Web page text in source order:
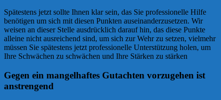
Spätestens jetzt sollte Ihnen klar sein, das Sie professionelle Hilfe
benötigen um sich mit diesen Punkten auseinanderzusetzen. Wir
weisen an dieser Stelle ausdrücklich darauf hin, das diese Punkte
alleine nicht ausreichend sind, um sich zur Wehr zu setzen, vielmehr
müssen Sie spätestens jetzt professionelle Unterstützung holen, um
Ihre Schwächen zu schwächen und Ihre Stärken zu stärken
Gegen ein mangelhaftes Gutachten vorzugehen ist
anstrengend